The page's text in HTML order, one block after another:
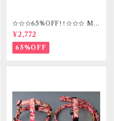
☆☆☆65%OFF！！☆☆☆ Mサ
イズ 首輪&リードセット _ フント
ヒュッテオリジナル
¥2,772
65%OFF